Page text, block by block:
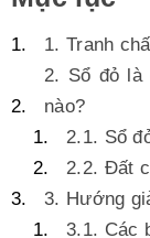
1. Tranh
2. Sổ đỏ là
nào?
2.1. Sổ
2.2. Đất
3. Hướng
3.1. Các